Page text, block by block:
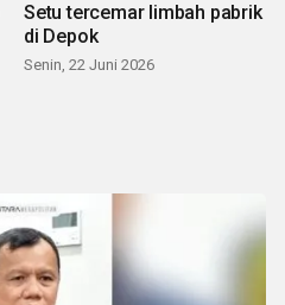
Setu tercemar limbah pabrik
di Depok
Senin, 22 Juni 2026